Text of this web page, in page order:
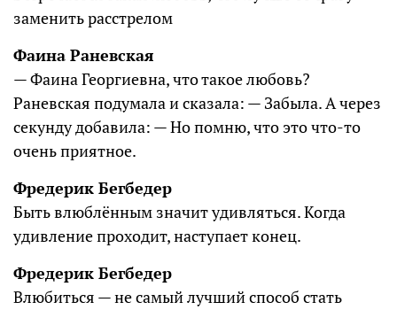
заменить расстрелом
Фаина Раневская
— Фаина Георгиевна, что такое любовь?
Раневская подумала и сказала: — Забыла. А через
секунду добавила: — Но помню, что это что-то
очень приятное.
Фредерик Бегбедер
Быть влюблённым значит удивляться. Когда
удивление проходит, наступает конец.
Фредерик Бегбедер
Влюбиться — не самый лучший способ стать